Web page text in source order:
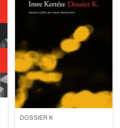
DOSSIER K